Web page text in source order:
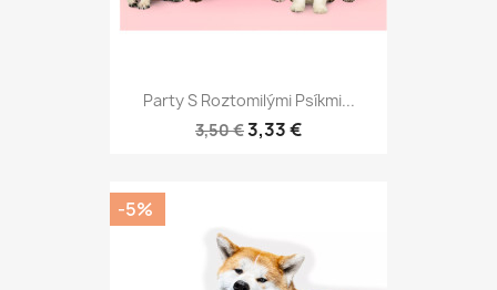
Party S Roztomilými Psíkmi...
3,50 €3,33 €
-5%